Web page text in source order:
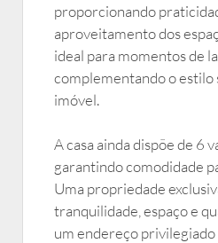
proporcionando
aproveitamento dos
ideal para momentos de
complementando o estilo
imóvel.
A casa ainda dispõe de 6
garantindo comodidade
Uma propriedade
tranquilidade, espaço e
um endereço